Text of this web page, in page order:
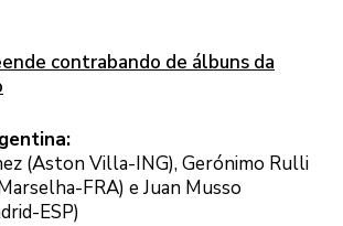
contrabando de álbuns da
(Aston Villa-ING), Gerónimo Rulli
FRA) e Juan Musso
ESP)